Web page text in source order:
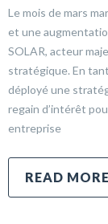
Le mois de mars
et une
SOLAR, acteur
stratégique. En
déployé une
regain d’intérêt
entreprise
READ MORE